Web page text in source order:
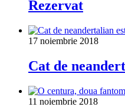
Rezervat
17 noiembrie 2018
Cat de
11 noiembrie 2018